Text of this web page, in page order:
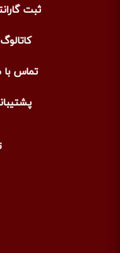
ثبت
کاتالوگ
تماس با
پشتیبانی